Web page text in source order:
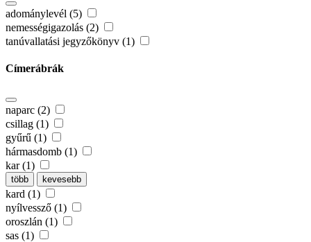
adománylevél (5)
nemességigazolás (2)
tanúvallatási jegyzőkönyv (1)
Címerábrák
naparc (2)
csillag (1)
gyűrű (1)
hármasdomb (1)
kar (1)
több kevesebb
kard (1)
nyílvessző (1)
oroszlán (1)
sas (1)